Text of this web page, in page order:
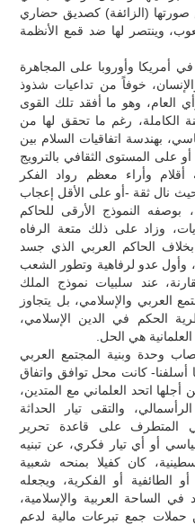
(الزائفة) كصديق حضاري
وينتصر لها ضد قمع الأنظمة
أمريكا وأوروبا على المجاهرة
خوفاً من تداعيات شذوذ
العام، وهو ما أفقد تلك القوى
الكاملة، رغم ما تحقق لها من
بهندسة اتفاقيات السلام بين
على المستوى الثقافي بالترويج
أقلام وأراء معظم رواد الفكر
نال ثقة -أو على الأقل إعجاب
بوصفه النموذج الأرقى للحاكم
وزاد على ذلك متعة الرفاه
بخلاف الحاكم العربي الذي جسد
وأول عدو لرفاهية وتطور الشعب
عند سلبيات نموذج الملك
العربي والإسلامي، بل يتجاوز
الحكم في الدين الإسلامي،
هي الحل.
وحدة وبنية المجتمع العربي
أسلفنا- كانت محل توافق واتفاق
اتحد العلماني مع المتدين،
والتقى تيار الحداثة
المتطرف على قاعدة تحرير
أو أي تيار فكري، عن تبنيه
كان كفيلا بمنحه شعبية
الطائفية أو الفكرية، ويجعله
في الساحة العربية والإسلامية،
حملات جمع تبرعات مالية لدعم